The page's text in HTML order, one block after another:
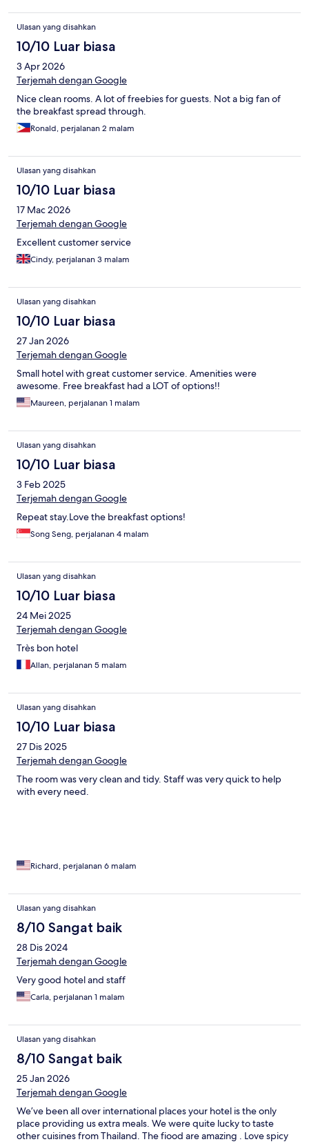
Ulasan yang disahkan
10/10 Luar biasa
3 Apr 2026
Terjemah dengan Google
Nice clean rooms. A lot of freebies for guests. Not a big fan of
the breakfast spread through.
Ronald, perjalanan 2 malam
Ulasan yang disahkan
10/10 Luar biasa
17 Mac 2026
Terjemah dengan Google
Excellent customer service
Cindy, perjalanan 3 malam
Ulasan yang disahkan
10/10 Luar biasa
27 Jan 2026
Terjemah dengan Google
Small hotel with great customer service. Amenities were
awesome. Free breakfast had a LOT of options!!
Maureen, perjalanan 1 malam
Ulasan yang disahkan
10/10 Luar biasa
3 Feb 2025
Terjemah dengan Google
Repeat stay.Love the breakfast options!
Song Seng, perjalanan 4 malam
Ulasan yang disahkan
10/10 Luar biasa
24 Mei 2025
Terjemah dengan Google
Très bon hotel
Allan, perjalanan 5 malam
Ulasan yang disahkan
10/10 Luar biasa
27 Dis 2025
Terjemah dengan Google
The room was very clean and tidy. Staff was very quick to help
with every need.
Richard, perjalanan 6 malam
Ulasan yang disahkan
8/10 Sangat baik
28 Dis 2024
Terjemah dengan Google
Very good hotel and staff
Carla, perjalanan 1 malam
Ulasan yang disahkan
8/10 Sangat baik
25 Jan 2026
Terjemah dengan Google
We’ve been all over international places your hotel is the only
place providing us extra meals. We were quite lucky to taste
other cuisines from Thailand. The fiood are amazing . Love spicy